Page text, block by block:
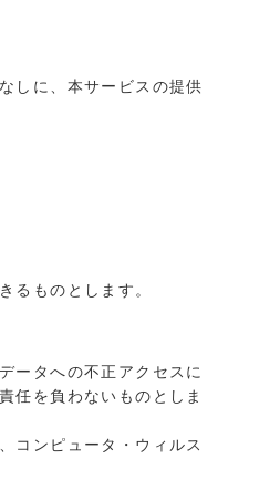
しに、本サービスの提供
るものとします。
ータへの不正アクセスに
任を負わないものとしま
コンピュータ・ウィルス